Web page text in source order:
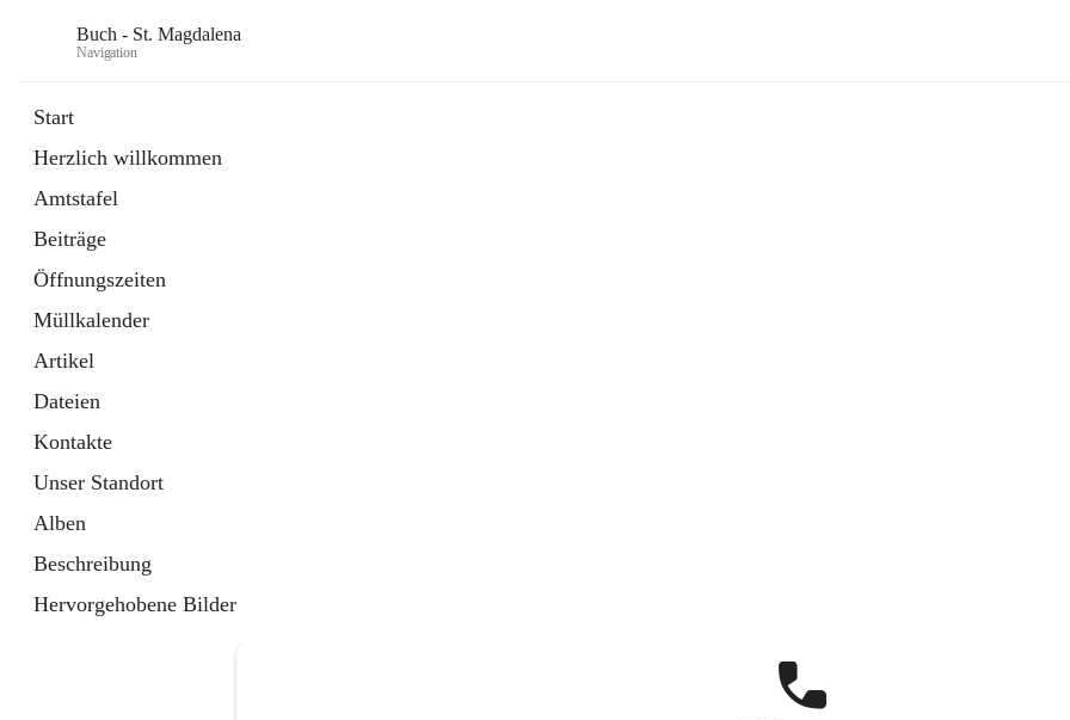
Buch - St. Magdalena
Navigation
Start
Herzlich willkommen
Amtstafel
Beiträge
Öffnungszeiten
Müllkalender
Artikel
Dateien
Kontakte
Unser Standort
Alben
Beschreibung
Hervorgehobene Bilder